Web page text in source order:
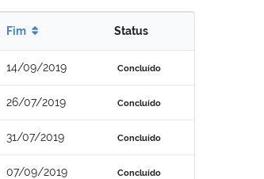
Fim Status
14/09/2019 Concluído
26/07/2019 Concluído
31/07/2019 Concluído
07/09/2019 Concluído